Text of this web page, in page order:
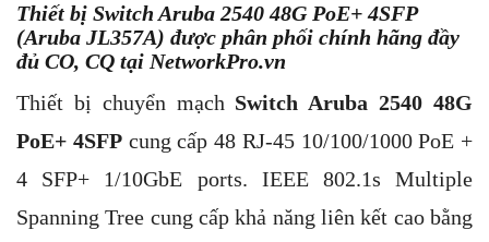
Thiết bị Switch Aruba 2540 48G PoE+ 4SFP
(Aruba JL357A) được phân phối chính hãng đầy
đủ CO, CQ tại NetworkPro.vn
Thiết bị chuyển mạch Switch Aruba 2540 48G
PoE+ 4SFPcung cấp 48 RJ-45 10/100/1000 PoE +
4 SFP+ 1/10GbE ports. IEEE 802.1s Multiple
Spanning Tree cung cấp khả năng liên kết cao bằng